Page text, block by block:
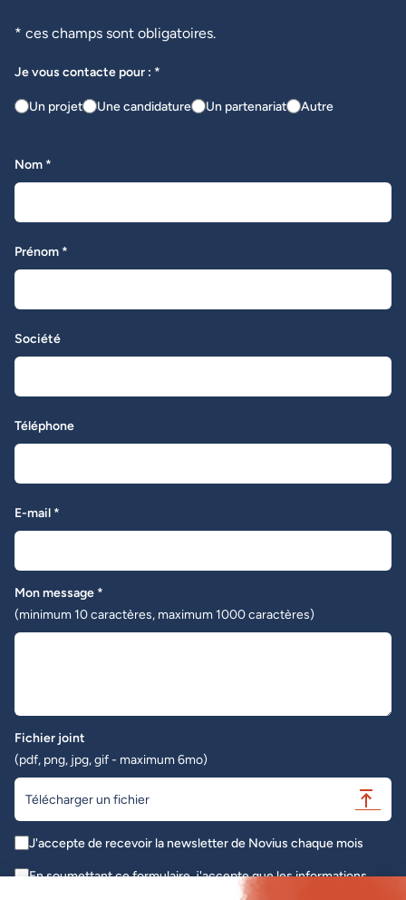
* ces champs sont obligatoires.
Je vous contacte pour : *
Un projet Une candidature Un partenariat Autre
Nom *
Prénom *
Société
Téléphone
E-mail *
Mon message *
(minimum 10 caractères, maximum 1000 caractères)
Fichier joint
(pdf, png, jpg, gif - maximum 6mo)
Télécharger un fichier
J'accepte de recevoir la newsletter de Novius chaque mois
En soumettant ce formulaire, j'accepte que les informations